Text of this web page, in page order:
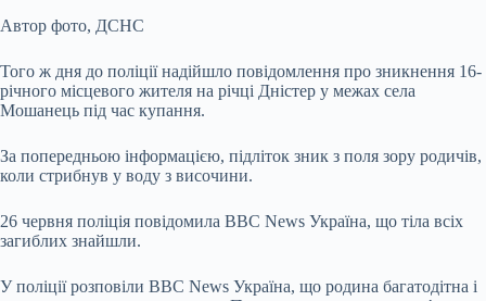
Автор фото, ДСНС
Того ж дня до поліції надійшло повідомлення про зникнення 16-
річного місцевого жителя на річці Дністер у межах села
Мошанець під час купання.
За попередньою інформацією, підліток зник з поля зору родичів,
коли стрибнув у воду з височини.
26 червня поліція повідомила ВВС News Україна, що тіла всіх
загиблих знайшли.
У поліції розповіли ВВС News Україна, що родина багатодітна і